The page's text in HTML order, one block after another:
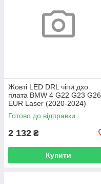
Жовті LED DRL чіпи дхо
плата BMW 4 G22 G23 G26
EUR Laser (2020-2024)
дорест (4 шт.)
Готово до відправки
2 132 ₴
Купити